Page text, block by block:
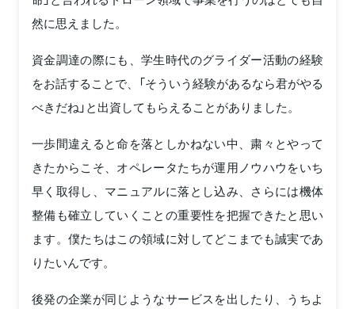
然に思えました。
資金調達の際にも、学生時代のグライダー活動の経験
をお話することで、「そういう経験があるなら君がやる
べきだね」と出資してもらえることがありました。
一歩間違えると命を落としかねない中、粛々とやって
きたからこそ、オペレータたちが運用ノウハウをいち
早く取得し、マニュアルに落とし込み、さらには機体
整備も確立していくことの重要性を把握できたと思い
ます。僕たちはこの領域に対してどこまでも誠実であ
りたいんです。
後発の企業が同じようなサービスを出したり、うちよ